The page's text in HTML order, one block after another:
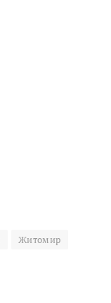
Житомир